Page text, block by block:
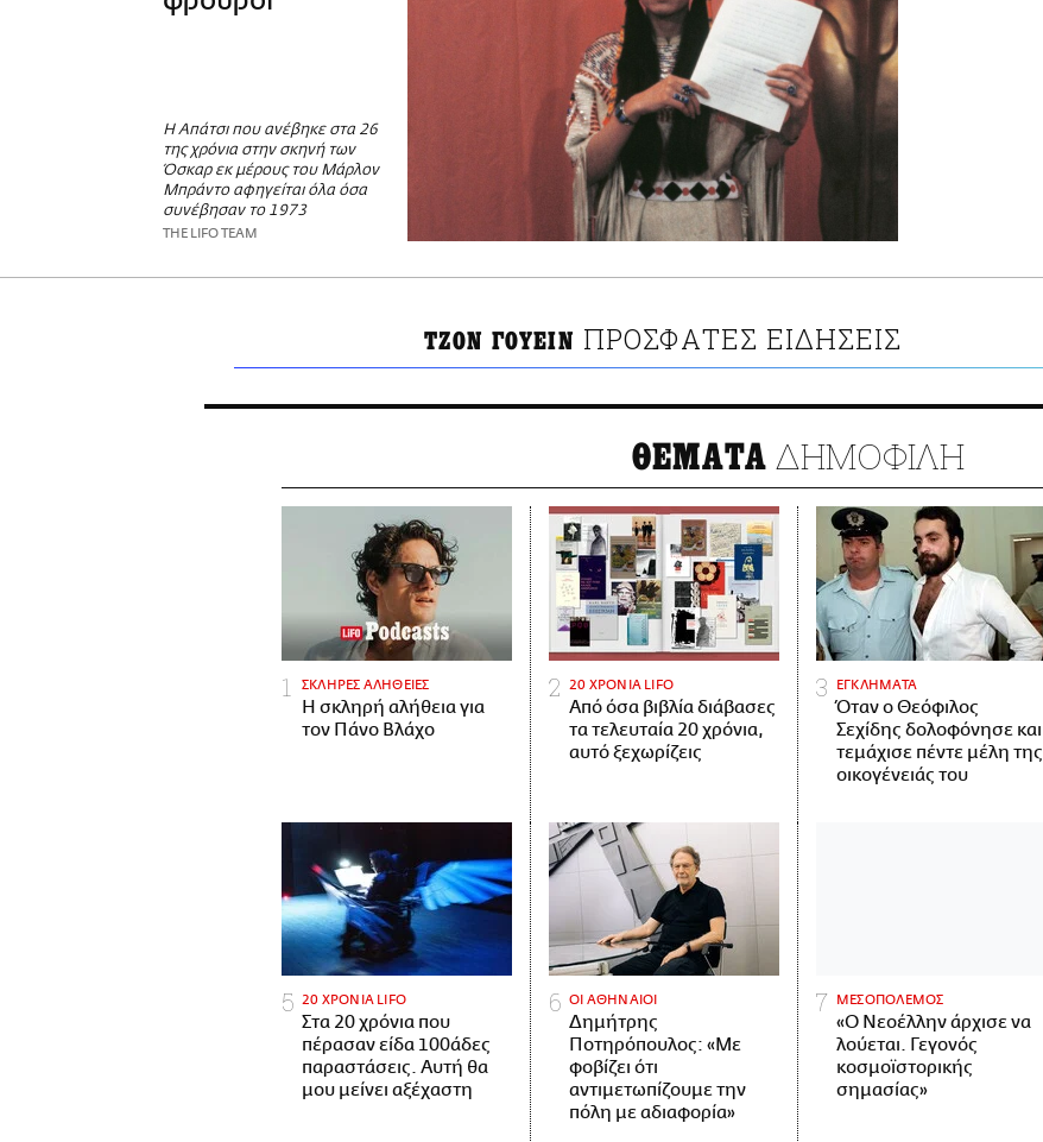
Η Απάτσι που ανέβηκε στα 26
της χρόνια στην σκηνή των
Όσκαρ εκ μέρους του Μάρλον
Μπράντο αφηγείται όλα όσα
συνέβησαν το 1973
THE LIFO TEAM
ΤΖΟΝ ΓΟΥΕΙΝ ΠΡΟΣΦΑΤΕΣ ΕΙΔΗΣΕΙΣ
ΘΕΜΑΤΑ ΔΗΜΟΦΙΛΗ
ΣΚΛΗΡΕΣ ΑΛΗΘΕΙΕΣ
H σκληρή αλήθεια για
τον Πάνο Βλάχο
20 ΧΡΟΝΙΑ LIFO
Από όσα βιβλία διάβασες
τα τελευταία 20 χρόνια,
αυτό ξεχωρίζεις
ΕΓΚΛΗΜΑΤΑ
Όταν ο Θεόφιλος
Σεχίδης δολοφόνησε και
τεμάχισε πέντε μέλη της
οικογένειάς του
20 ΧΡΟΝΙΑ LIFO
Στα 20 χρόνια που
πέρασαν είδα 100άδες
παραστάσεις. Αυτή θα
μου μείνει αξέχαστη
ΟΙ ΑΘΗΝΑΙΟΙ
Δημήτρης
Ποτηρόπουλος: «Με
φοβίζει ότι
αντιμετωπίζουμε την
πόλη με αδιαφορία»
ΜΕΣΟΠΟΛΕΜΟΣ
«Ο Νεοέλλην άρχισε να
λούεται. Γεγονός
κοσμοϊστορικής
σημασίας»